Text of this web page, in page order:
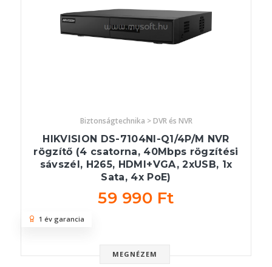
Biztonságtechnika > DVR és NVR
HIKVISION DS-7104NI-Q1/4P/M NVR
rögzítő (4 csatorna, 40Mbps rögzítési
sávszél, H265, HDMI+VGA, 2xUSB, 1x
Sata, 4x PoE)
59 990 Ft
MEGNÉZEM
1 év garancia